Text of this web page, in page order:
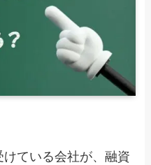
ている会社が、融資